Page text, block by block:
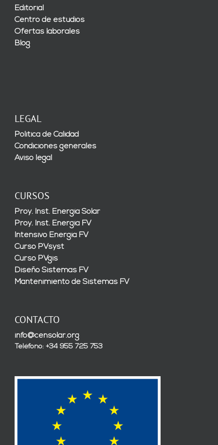
Editorial
Centro de estudios
Ofertas laborales
Blog
LEGAL
Política de Calidad
Condiciones generales
Aviso legal
CURSOS
Proy. Inst. Energía Solar
Proy. Inst. Energía FV
Intensivo Energía FV
Curso PVsyst
Curso PVgis
Diseño Sistemas FV
Mantenimiento de Sistemas FV
CONTACTO
info@censolar.org
Teléfono: +34 955 725 753